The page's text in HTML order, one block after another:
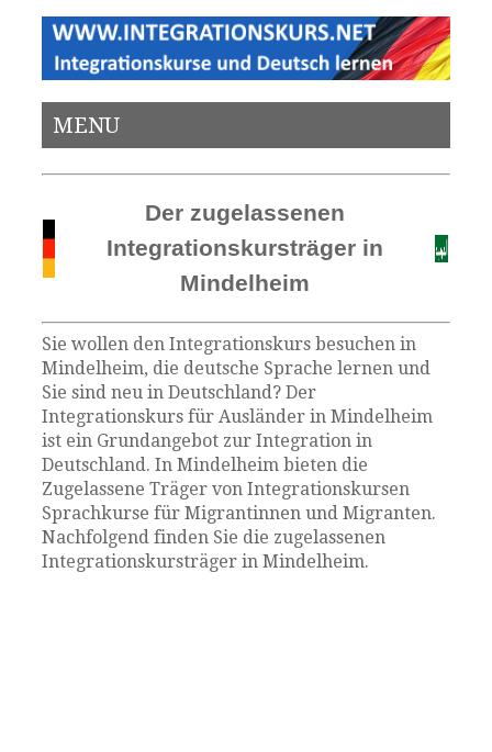
MENU
Der zugelassenen
Integrationskursträger in
Mindelheim
Sie wollen den Integrationskurs besuchen in
Mindelheim, die deutsche Sprache lernen und
Sie sind neu in Deutschland? Der
Integrationskurs für Ausländer in Mindelheim
ist ein Grundangebot zur Integration in
Deutschland. In Mindelheim bieten die
Zugelassene Träger von Integrationskursen
Sprachkurse für Migrantinnen und Migranten.
Nachfolgend finden Sie die zugelassenen
Integrationskursträger in Mindelheim.